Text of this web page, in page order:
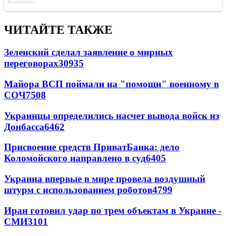
ЧИТАЙТЕ ТАКЖЕ
Зеленский сделал заявление о мирных
переговорах30935
Майора ВСП поймали на "помощи" военному в
СОЧ7508
Украинцы определились насчет вывода войск из
Донбасса6462
Присвоение средств ПриватБанка: дело
Коломойского направлено в суд6405
Украина впервые в мире провела воздушный
штурм с использованием роботов4799
Иран готовил удар по трем объектам в Украине -
СМИ3101